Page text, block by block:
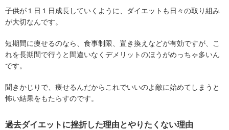
子供が１日１日成長していくように、ダイエットも日々の取り組み
が大切なんです。
短期間に痩せるのなら、食事制限、置き換えなどが有効ですが、こ
れを長期間で行うと間違いなくデメリットのほうがめっちゃ多いん
です。
聞きかじりで、痩せるんだからこれでいいのよ敵に始めてしまうと
怖い結果をもたらすのです。
過去ダイエットに挫折した理由とやりたくない理由